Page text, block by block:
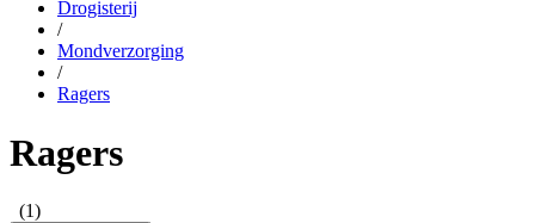
Drogisterij
/
Mondverzorging
/
Ragers
Ragers
(1)